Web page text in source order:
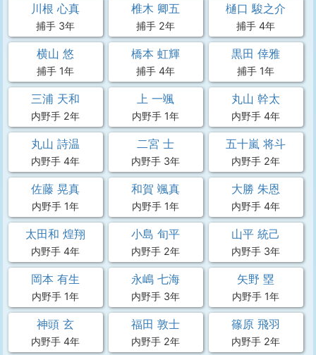
川根 心真
捕手 3年
椎木 卿五
捕手 2年
樋口 駿之介
捕手 4年
横山 悠
捕手 1年
橋本 虹輝
捕手 4年
黒田 倖雅
捕手 1年
三浦 天和
内野手 2年
上 一颯
内野手 1年
丸山 幹太
内野手 4年
丸山 詩温
内野手 4年
二宮 士
内野手 3年
五十嵐 将斗
内野手 2年
佐藤 晃真
内野手 1年
和賀 颯真
内野手 1年
大勝 朱恩
内野手 4年
太田和 煌翔
内野手 4年
小島 旬平
内野手 2年
山平 統己
内野手 3年
岡本 有生
内野手 1年
永嶋 七海
内野手 3年
矢野 塁
内野手 1年
神頭 玄
内野手 4年
福田 敦士
内野手 2年
篠原 飛羽
内野手 2年